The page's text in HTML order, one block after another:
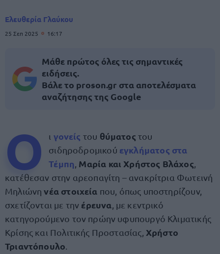
Ελευθερία Γλαύκου
25 Σεπ 2025 16:17
Μάθε πρώτος όλες τις σημαντικές
ειδήσεις.
Βάλε το proson.gr στα αποτελέσματα
αναζήτησης της Google
Ο ι γονείς του θύματοςτου
σιδηροδρομικού εγκλήματος στα
Τέμπη Μαρία και Χρήστος Βλάχος
κατέθεσαν στην αρεοπαγίτη – ανακρίτρια Φωτεινή
Μηλιώνη νέα στοιχεία που, όπως υποστηρίζουν,
σχετίζονται με την έρευνα , με κεντρικό
κατηγορούμενο τον πρώην υφυπουργό Κλιματικής
Κρίσης και Πολιτικής Προστασίας, Χρήστο
Τριαντόπουλο